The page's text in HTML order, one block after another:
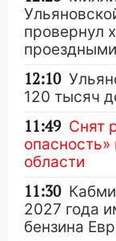
провернул
проездными
12:10
120 тысяч
11:49 Снят
области
11:30
2027 года
бензина